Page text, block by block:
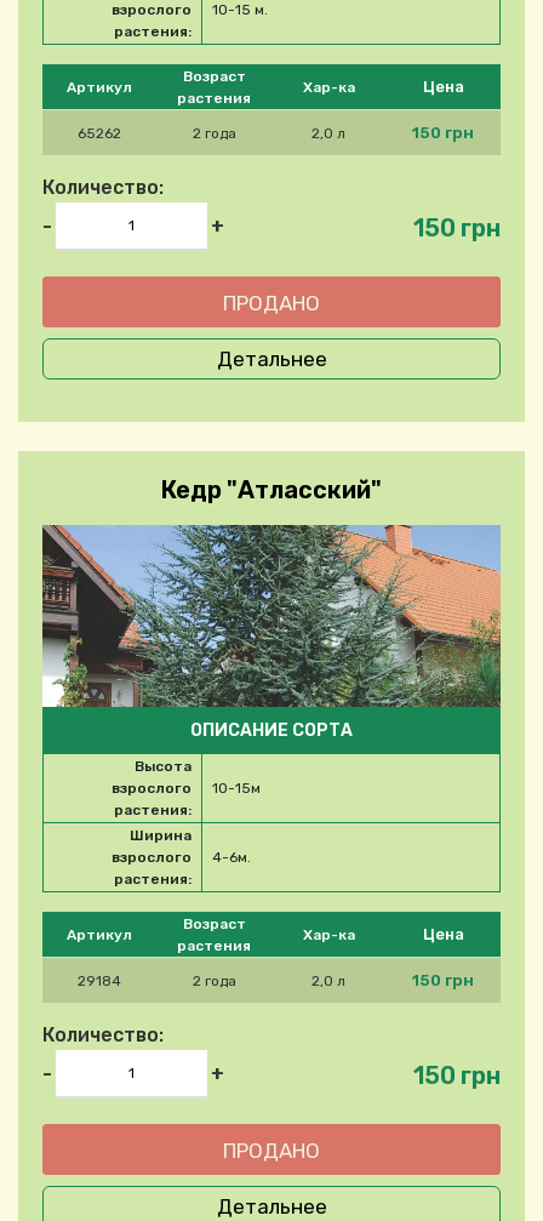
Please select product
Артикул
Возраст
растения
Хар-ка Цена
65262 2 года 2,0 л 150 грн
Количество:
-
+ 150 грн
взрослого
растения:
10-15 м.
Детальнее
Кедр "Атласский"
Please select product
Артикул
Возраст
растения
Хар-ка Цена
29184 2 года 2,0 л 150 грн
Количество:
-
+ 150 грн
ОПИСАНИЕ СОРТА
Высота
взрослого
растения:
10-15м
Ширина
взрослого
растения:
4-6м.
Детальнее